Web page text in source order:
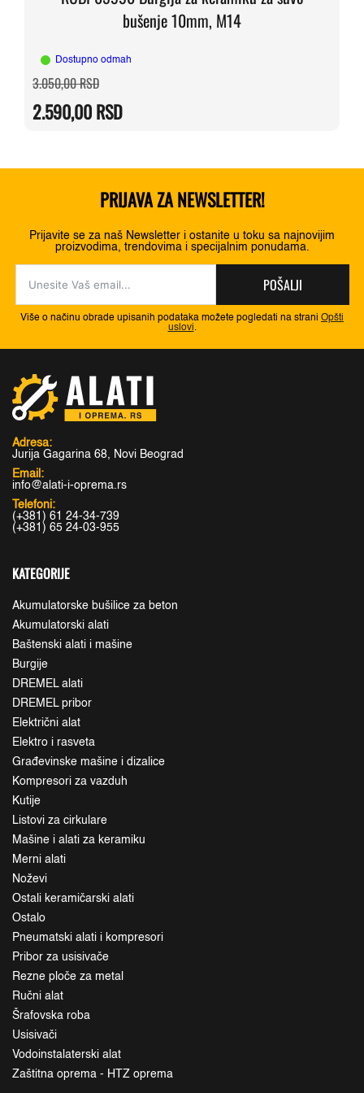
bušenje 10mm, M14
Dostupno odmah
3.050,00RSDOriginalna
cena
bila:
3.050,00 RSD.
2.590,00RSD
Trenutna
cena
2.590,00 RSD.
PRIJAVA ZA NEWSLETTER!
Prijavite se za naš Newsletter i ostanite u toku sa najnovijim
proizvodima, trendovima i specijalnim ponudama.
POŠALJI
Više o načinu obrade upisanih podataka možete pogledati na strani Opšti
uslovi.
Adresa:
Jurija Gagarina 68, Novi Beograd
Email:
info@alati-i-oprema.rs
Telefoni:
(+381) 61 24-34-739
(+381) 65 24-03-955
KATEGORIJE
Akumulatorske bušilice za beton
Akumulatorski alati
Baštenski alati i mašine
Burgije
DREMEL alati
DREMEL pribor
Električni alat
Elektro i rasveta
Građevinske mašine i dizalice
Kompresori za vazduh
Kutije
Listovi za cirkulare
Mašine i alati za keramiku
Merni alati
Noževi
Ostali keramičarski alati
Ostalo
Pneumatski alati i kompresori
Pribor za usisivače
Rezne ploče za metal
Ručni alat
Šrafovska roba
Usisivači
Vodoinstalaterski alat
Zaštitna oprema - HTZ oprema